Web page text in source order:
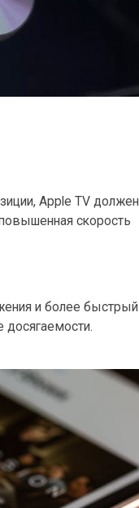
Apple TV должен
скорость
и более быстрый
досягаемости.